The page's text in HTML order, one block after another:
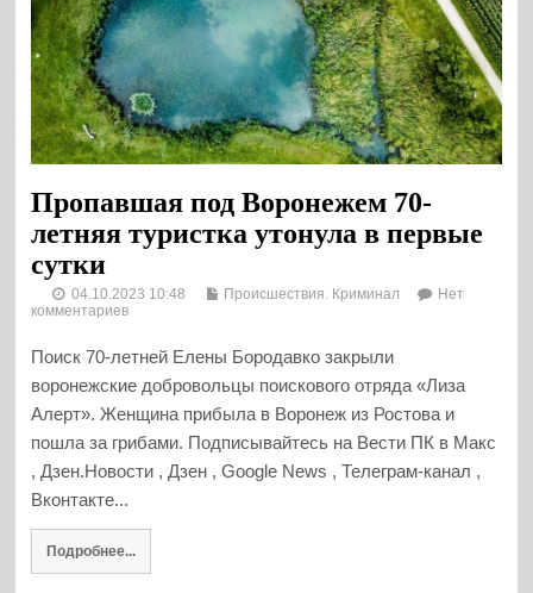
Пропавшая под Воронежем 70-
летняя туристка утонула в первые
сутки
04.10.2023 10:48 Происшествия. Криминал
Нет
комментариев
Поиск 70-летней Елены Бородавко закрыли
воронежские добровольцы поискового отряда «Лиза
Алерт». Женщина прибыла в Воронеж из Ростова и
пошла за грибами. Подписывайтесь на Вести ПК в Макс
, Дзен.Новости , Дзен , Google News , Телеграм-канал ,
Вконтакте...
Подробнее...